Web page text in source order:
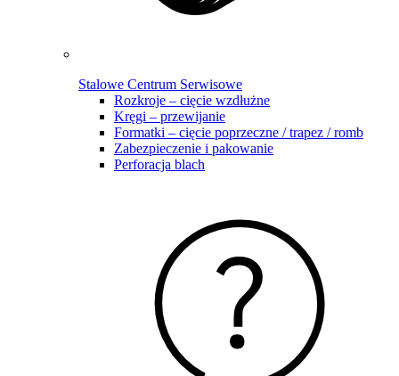
Stalowe Centrum Serwisowe
Rozkroje – cięcie wzdłużne
Kręgi – przewijanie
Formatki – cięcie poprzeczne / trapez / romb
Zabezpieczenie i pakowanie
Perforacja blach